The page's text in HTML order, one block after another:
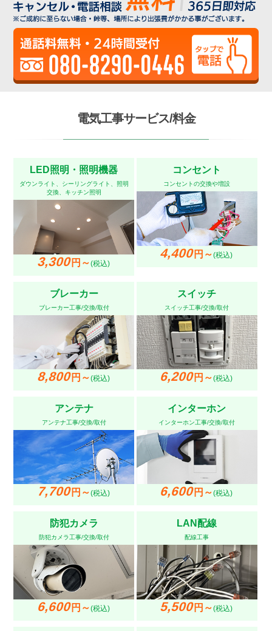
電気工事サービス/料金
LED照明・照明機器
ダウンライト、シーリングライト、照明
交換、キッチン照明
3,300円～(税込)
コンセント
コンセントの交換や増設
4,400円～(税込)
ブレーカー
ブレーカー工事/交換/取付
8,800円～(税込)
スイッチ
スイッチ工事/交換/取付
6,200円～(税込)
アンテナ
アンテナ工事/交換/取付
7,700円～(税込)
インターホン
インターホン工事/交換/取付
6,600円～(税込)
防犯カメラ
防犯カメラ工事/交換/取付
6,600円～(税込)
LAN配線
配線工事
5,500円～(税込)